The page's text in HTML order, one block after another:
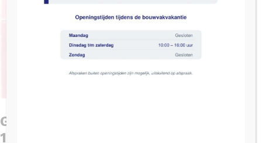
Grandeur MAROC Rose glans –
11.5×11.5